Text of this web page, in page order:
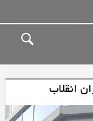
انقلاب